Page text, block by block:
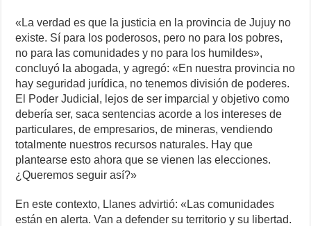
«La verdad es que la justicia en la provincia de Jujuy no
existe. Sí para los poderosos, pero no para los pobres,
no para las comunidades y no para los humildes»,
concluyó la abogada, y agregó: «En nuestra provincia no
hay seguridad jurídica, no tenemos división de poderes.
El Poder Judicial, lejos de ser imparcial y objetivo como
debería ser, saca sentencias acorde a los intereses de
particulares, de empresarios, de mineras, vendiendo
totalmente nuestros recursos naturales. Hay que
plantearse esto ahora que se vienen las elecciones.
¿Queremos seguir así?»
En este contexto, Llanes advirtió: «Las comunidades
están en alerta. Van a defender su territorio y su libertad.